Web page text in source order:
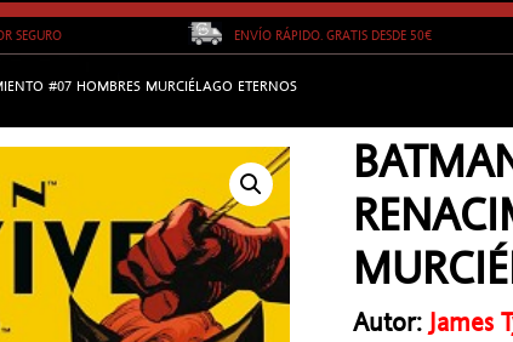
SEGURO ENVÍO RÁPIDO. GRATIS DESDE 50€
#07 HOMBRES MURCIÉLAGO ETERNOS
Autor:James